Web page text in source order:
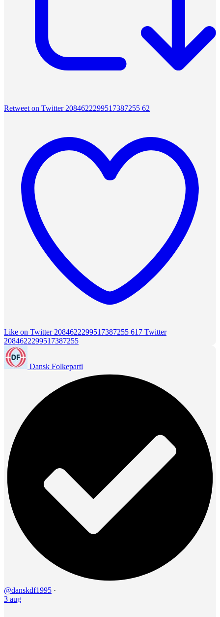
Retweet on Twitter 2084622299517387255 62
Like on Twitter 2084622299517387255 617 Twitter
2084622299517387255
Dansk Folkeparti
@danskdf1995 ·
3 aug